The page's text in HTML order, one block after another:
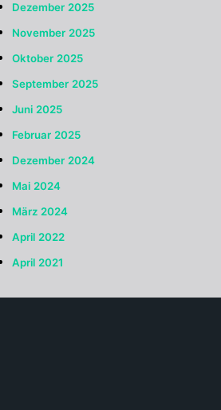
Dezember 2025
November 2025
Oktober 2025
September 2025
Juni 2025
Februar 2025
Dezember 2024
Mai 2024
März 2024
April 2022
April 2021